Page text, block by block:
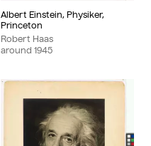
Albert Einstein, Physiker,
Princeton
Robert Haas
around 1945